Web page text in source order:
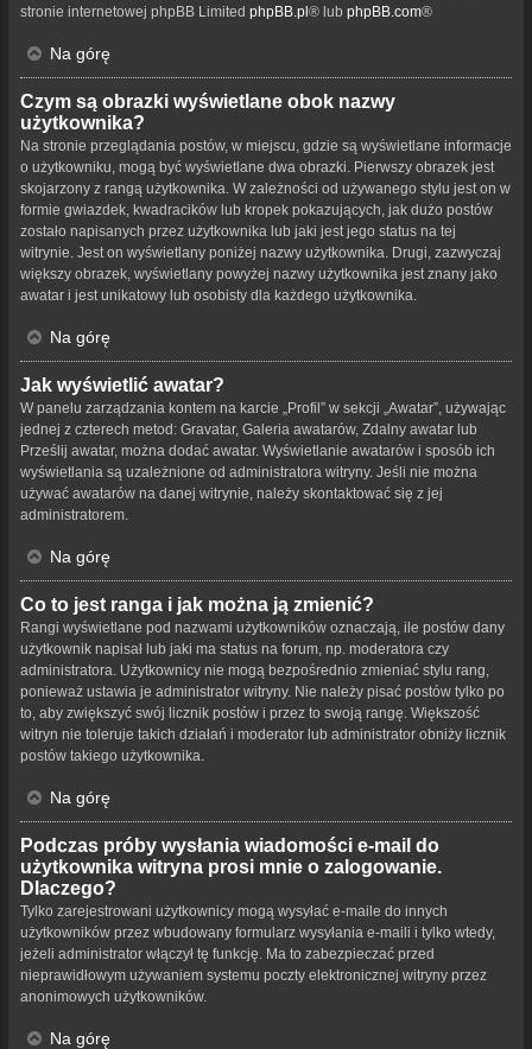
stronie internetowej phpBB Limited phpBB.pl® lub phpBB.com®
Na górę
Czym są obrazki wyświetlane obok nazwy
użytkownika?
Na stronie przeglądania postów, w miejscu, gdzie są wyświetlane informacje
o użytkowniku, mogą być wyświetlane dwa obrazki. Pierwszy obrazek jest
skojarzony z rangą użytkownika. W zależności od używanego stylu jest on w
formie gwiazdek, kwadracików lub kropek pokazujących, jak dużo postów
zostało napisanych przez użytkownika lub jaki jest jego status na tej
witrynie. Jest on wyświetlany poniżej nazwy użytkownika. Drugi, zazwyczaj
większy obrazek, wyświetlany powyżej nazwy użytkownika jest znany jako
awatar i jest unikatowy lub osobisty dla każdego użytkownika.
Na górę
Jak wyświetlić awatar?
W panelu zarządzania kontem na karcie „Profil” w sekcji „Awatar”, używając
jednej z czterech metod: Gravatar, Galeria awatarów, Zdalny awatar lub
Prześlij awatar, można dodać awatar. Wyświetlanie awatarów i sposób ich
wyświetlania są uzależnione od administratora witryny. Jeśli nie można
używać awatarów na danej witrynie, należy skontaktować się z jej
administratorem.
Na górę
Co to jest ranga i jak można ją zmienić?
Rangi wyświetlane pod nazwami użytkowników oznaczają, ile postów dany
użytkownik napisał lub jaki ma status na forum, np. moderatora czy
administratora. Użytkownicy nie mogą bezpośrednio zmieniać stylu rang,
ponieważ ustawia je administrator witryny. Nie należy pisać postów tylko po
to, aby zwiększyć swój licznik postów i przez to swoją rangę. Większość
witryn nie toleruje takich działań i moderator lub administrator obniży licznik
postów takiego użytkownika.
Na górę
Podczas próby wysłania wiadomości e-mail do
użytkownika witryna prosi mnie o zalogowanie.
Dlaczego?
Tylko zarejestrowani użytkownicy mogą wysyłać e-maile do innych
użytkowników przez wbudowany formularz wysyłania e-maili i tylko wtedy,
jeżeli administrator włączył tę funkcję. Ma to zabezpieczać przed
nieprawidłowym używaniem systemu poczty elektronicznej witryny przez
anonimowych użytkowników.
Na górę